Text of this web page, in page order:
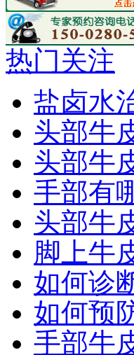
热门关注
盐卤水
头部牛
头部牛
手部有
头部牛
脚上牛
如何诊
如何预
手部牛